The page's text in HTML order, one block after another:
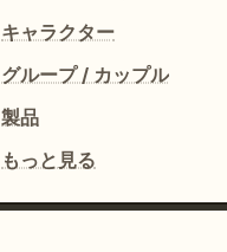
キャラクター
グループ / カップル
製品
もっと見る